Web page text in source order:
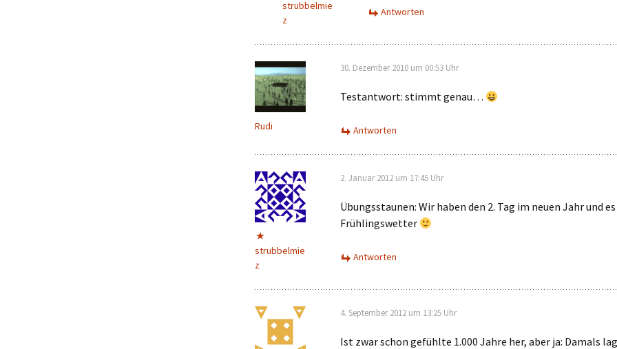
und hier noch mehr
strubbelmie
z
Antworten
Rudi
30. Dezember 2010 um 00:53 Uhr
Testantwort: stimmt genau…
Antworten
strubbelmie
z
2. Januar 2012 um 17:45 Uhr
Übungsstaunen: Wir haben den 2. Tag im neuen Jahr und
Frühlingswetter
Antworten
4. September 2012 um 13:25 Uhr
Ist zwar schon gefühlte 1.000 Jahre her, aber ja: Damals